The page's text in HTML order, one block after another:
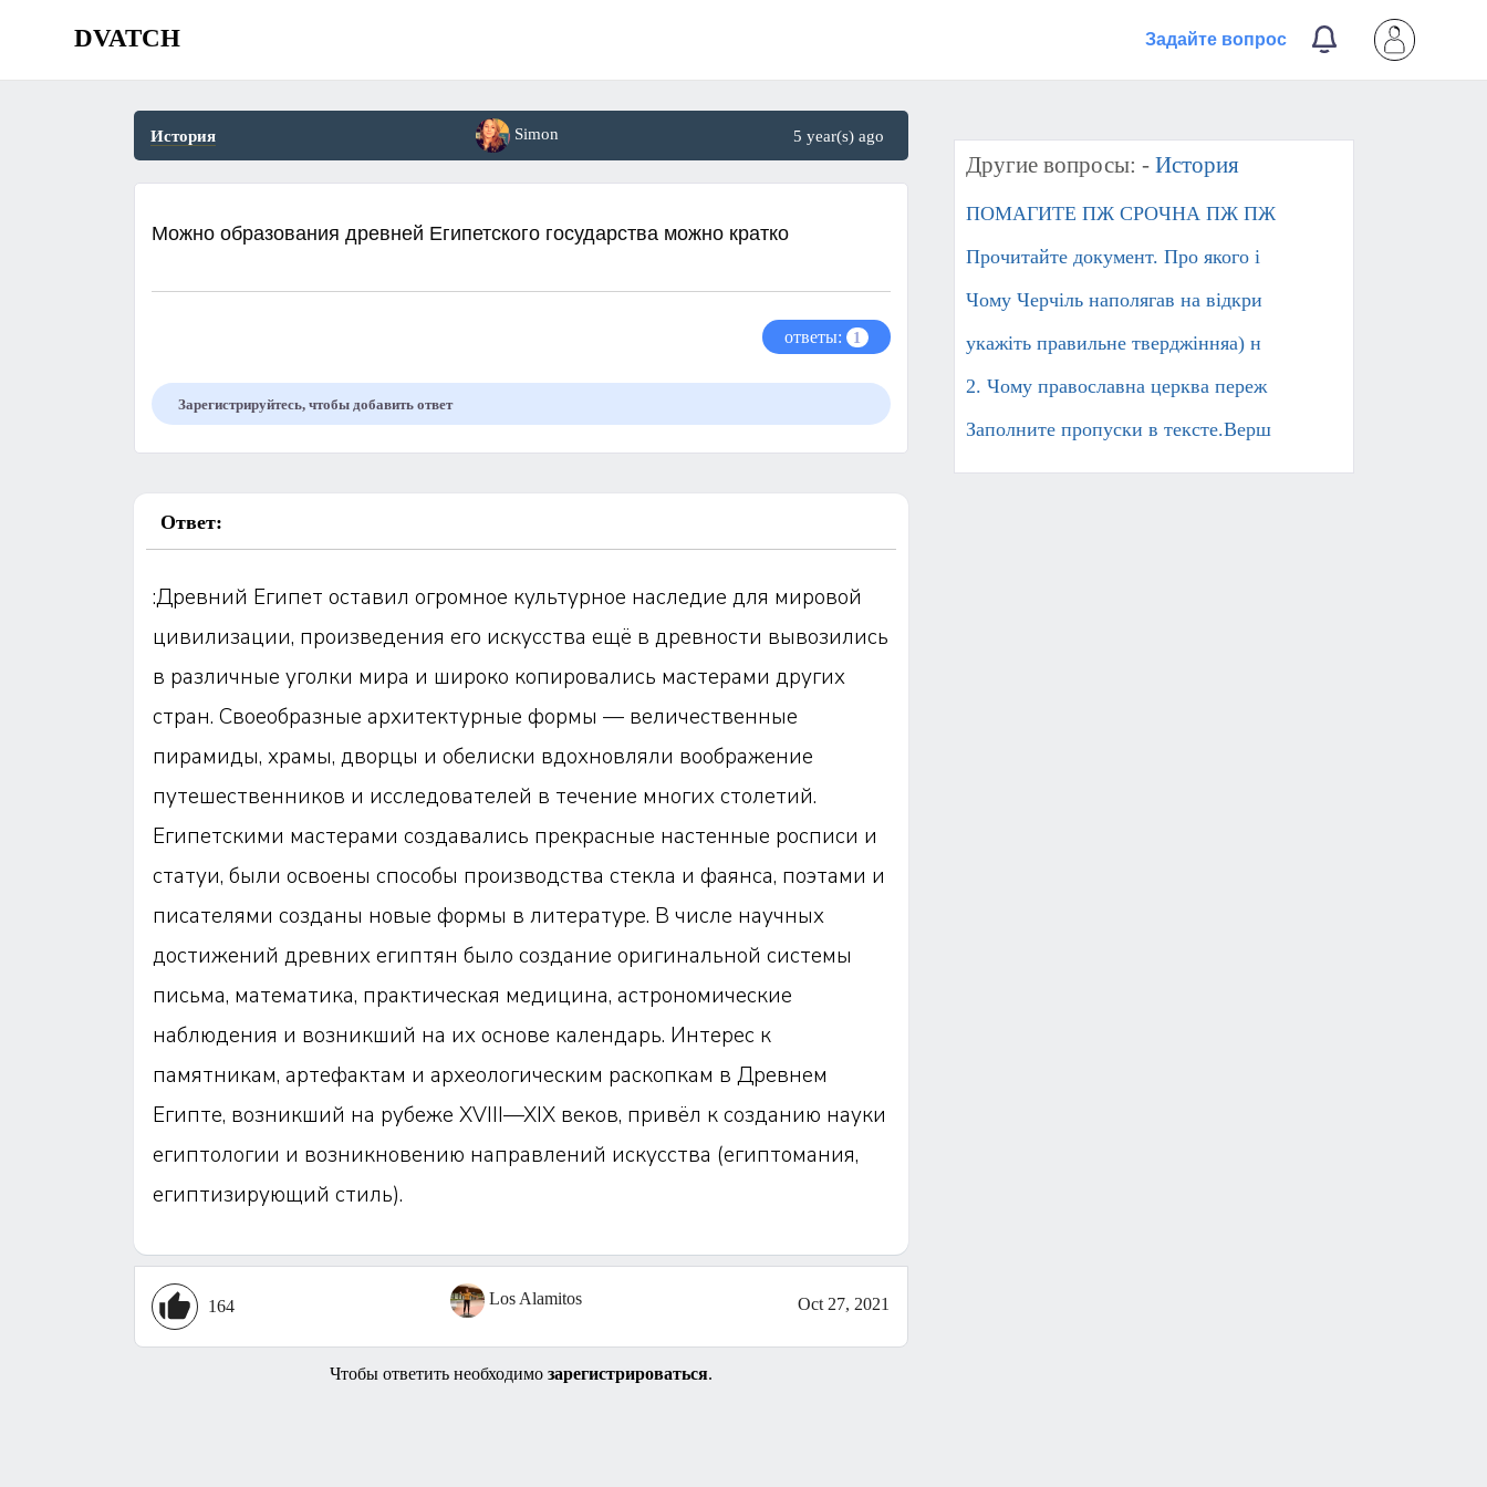
DVATCH Задайте вопрос
История Simon 5 year(s) ago
Можно образования древней Египетского государства можно кратко
ответы: 1
Зарегистрируйтесь, чтобы добавить ответ
Ответ:
:Древний Египет оставил огромное культурное наследие для мировой
цивилизации, произведения его искусства ещё в древности вывозились
в различные уголки мира и широко копировались мастерами других
стран. Своеобразные архитектурные формы — величественные
пирамиды, храмы, дворцы и обелиски вдохновляли воображение
путешественников и исследователей в течение многих столетий.
Египетскими мастерами создавались прекрасные настенные росписи и
статуи, были освоены способы производства стекла и фаянса, поэтами и
писателями созданы новые формы в литературе. В числе научных
достижений древних египтян было создание оригинальной системы
письма, математика, практическая медицина, астрономические
наблюдения и возникший на их основе календарь. Интерес к
памятникам, артефактам и археологическим раскопкам в Древнем
Египте, возникший на рубеже XVIII—XIX веков, привёл к созданию науки
египтологии и возникновению направлений искусства (египтомания,
египтизирующий стиль).
164 Los Alamitos Oct 27, 2021
Чтобы ответить необходимо зарегистрироваться.
Другие вопросы: - История
ПОМАГИТЕ ПЖ СРОЧНА ПЖ ПЖ​
Прочитайте документ. Про якого і
Чому Черчіль наполягав на відкри
укажіть правильне тверджінняа) н
2. Чому православна церква переж
Заполните пропуски в тексте.Верш